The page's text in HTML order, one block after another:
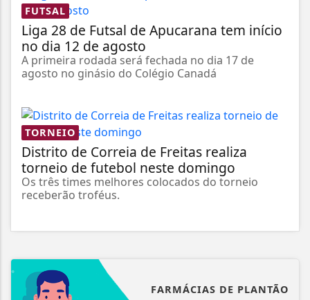
FUTSAL
Liga 28 de Futsal de Apucarana tem início
no dia 12 de agosto
A primeira rodada será fechada no dia 17 de
agosto no ginásio do Colégio Canadá
TORNEIO
Distrito de Correia de Freitas realiza
torneio de futebol neste domingo
Os três times melhores colocados do torneio
receberão troféus.
FARMÁCIAS DE PLANTÃO